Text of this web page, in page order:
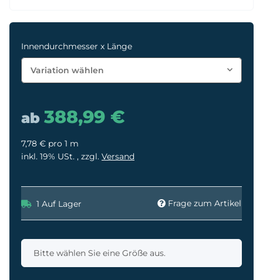
Innendurchmesser x Länge
Variation wählen
ab 388,99 €
7,78 € pro 1 m
inkl. 19% USt. , zzgl. Versand
1 Auf Lager Frage zum Artikel
x
Bitte wählen Sie eine Größe aus.